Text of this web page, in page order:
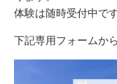
体験は随時受付中です
下記専用フォームか